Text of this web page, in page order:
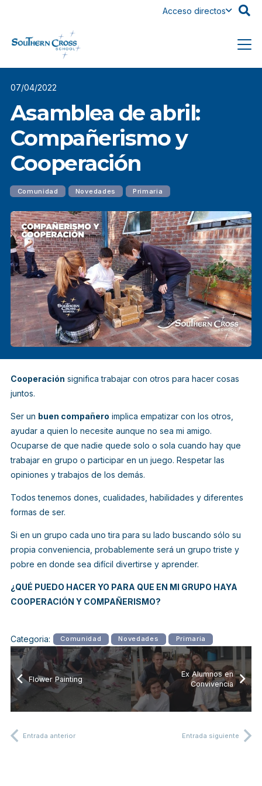
Acceso directos
07/04/2022
Asamblea de abril:
Compañerismo y
Cooperación
Comunidad Novedades Primaria
Cooperación significa trabajar con otros para hacer cosas
juntos.
Ser un buen compañero implica empatizar con los otros,
ayudar a quien lo necesite aunque no sea mi amigo.
Ocuparse de que nadie quede solo o sola cuando hay que
trabajar en grupo o participar en un juego. Respetar las
opiniones y trabajos de los demás.
Todos tenemos dones, cualidades, habilidades y diferentes
formas de ser.
Si en un grupo cada uno tira para su lado buscando sólo su
propia conveniencia, probablemente será un grupo triste y
pobre en donde sea difícil divertirse y aprender.
¿QUÉ PUEDO HACER YO PARA QUE EN MI GRUPO HAYA
COOPERACIÓN Y COMPAÑERISMO?
Categoria: Comunidad Novedades Primaria
Flower Painting
Ex Alumnos en
Convivencia
Entrada anterior Entrada siguiente